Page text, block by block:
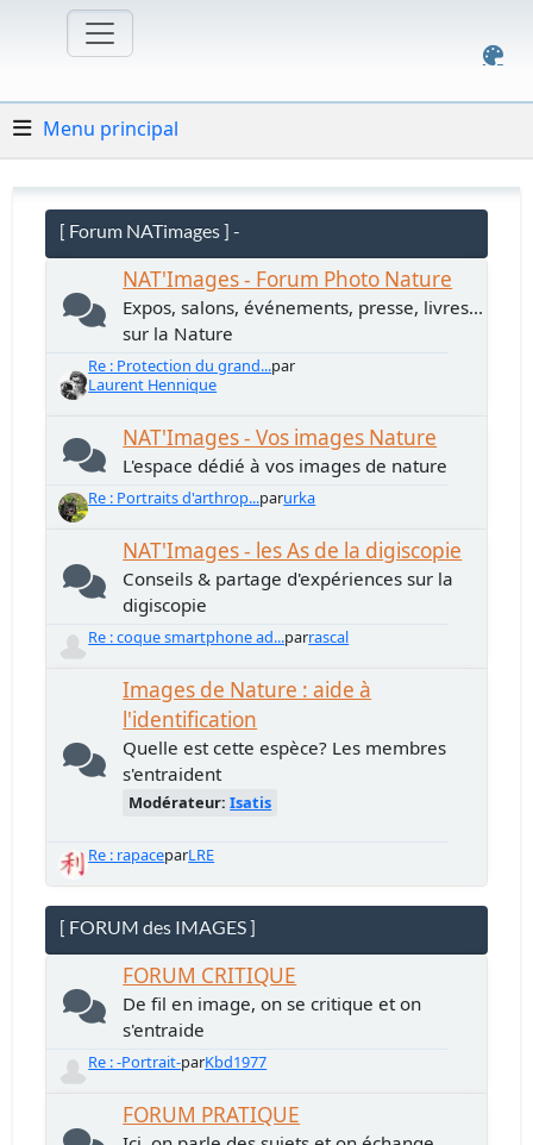
Menu principal
[ Forum NATimages ] -
NAT'Images - Forum Photo Nature
Expos, salons, événements, presse, livres...
sur la Nature
Re : Protection du grand...par
Laurent Hennique
NAT'Images - Vos images Nature
L'espace dédié à vos images de nature
Re : Portraits d'arthrop...parurka
NAT'Images - les As de la digiscopie
Conseils & partage d'expériences sur la
digiscopie
Re : coque smartphone ad...parrascal
Images de Nature : aide à
l'identification
Quelle est cette espèce? Les membres
s'entraident
Modérateur:Isatis
Re : rapaceparLRE
[ FORUM des IMAGES ]
FORUM CRITIQUE
De fil en image, on se critique et on
s'entraide
Re : -Portrait-parKbd1977
FORUM PRATIQUE